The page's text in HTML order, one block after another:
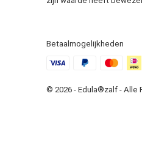
Betaalmogelijkheden
© 2026 - Edula®zalf - Alle